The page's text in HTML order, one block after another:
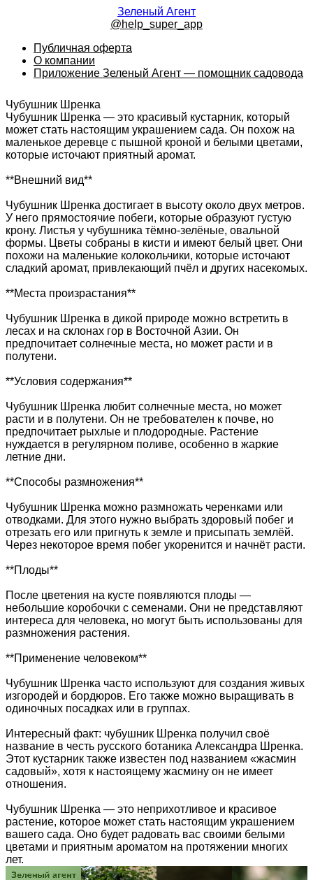
Зеленый Агент
@help_super_app
Публичная оферта
О компании
Приложение Зеленый Агент — помощник садовода
Чубушник Шренка
Чубушник Шренка — это красивый кустарник, который
может стать настоящим украшением сада. Он похож на
маленькое деревце с пышной кроной и белыми цветами,
которые источают приятный аромат.
**Внешний вид**
Чубушник Шренка достигает в высоту около двух метров.
У него прямостоячие побеги, которые образуют густую
крону. Листья у чубушника тёмно-зелёные, овальной
формы. Цветы собраны в кисти и имеют белый цвет. Они
похожи на маленькие колокольчики, которые источают
сладкий аромат, привлекающий пчёл и других насекомых.
**Места произрастания**
Чубушник Шренка в дикой природе можно встретить в
лесах и на склонах гор в Восточной Азии. Он
предпочитает солнечные места, но может расти и в
полутени.
**Условия содержания**
Чубушник Шренка любит солнечные места, но может
расти и в полутени. Он не требователен к почве, но
предпочитает рыхлые и плодородные. Растение
нуждается в регулярном поливе, особенно в жаркие
летние дни.
**Способы размножения**
Чубушник Шренка можно размножать черенками или
отводками. Для этого нужно выбрать здоровый побег и
отрезать его или пригнуть к земле и присыпать землёй.
Через некоторое время побег укоренится и начнёт расти.
**Плоды**
После цветения на кусте появляются плоды —
небольшие коробочки с семенами. Они не представляют
интереса для человека, но могут быть использованы для
размножения растения.
**Применение человеком**
Чубушник Шренка часто используют для создания живых
изгородей и бордюров. Его также можно выращивать в
одиночных посадках или в группах.
Интересный факт: чубушник Шренка получил своё
название в честь русского ботаника Александра Шренка.
Этот кустарник также известен под названием «жасмин
садовый», хотя к настоящему жасмину он не имеет
отношения.
Чубушник Шренка — это неприхотливое и красивое
растение, которое может стать настоящим украшением
вашего сада. Оно будет радовать вас своими белыми
цветами и приятным ароматом на протяжении многих
лет.